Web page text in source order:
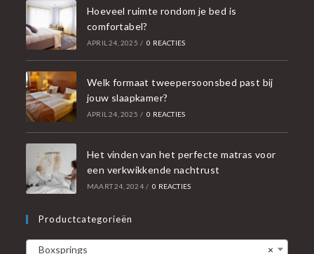
Hoeveel ruimte rondom je bed is
comfortabel?
APRIL 24, 2025 / 0 REACTIES
Welk formaat tweepersoonsbed past bij
jouw slaapkamer?
APRIL 24, 2025 / 0 REACTIES
Het vinden van het perfecte matras voor
een verkwikkende nachtrust
MAART 24, 2024 / 0 REACTIES
Productcategorieën
×
Boxsprings